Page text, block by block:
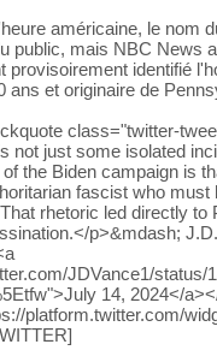
américaine, le nom
public, mais NBC News
provisoirement identifié
ans et originaire de
class="twitter-
not just some isolated
the Biden campaign is
fascist who must
rhetoric led directly to
p>&mdash;
JDVance1/status/
14, 2024</
platform.twitter.com/